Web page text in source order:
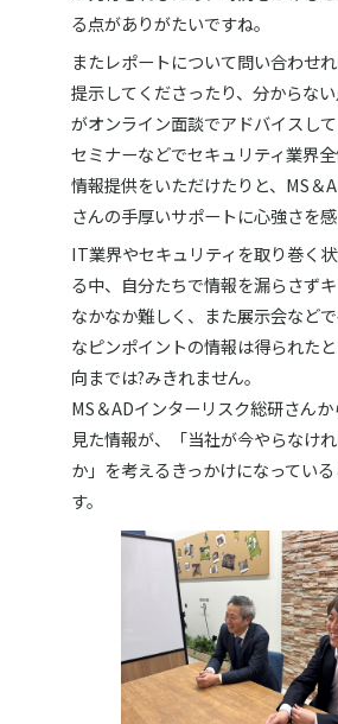
る点がありがたいですね。
またレポートについて問い合わせ
提示してくださったり、分からな
がオンライン面談でアドバイスし
セミナーなどでセキュリティ業界
情報提供をいただけたりと、MS＆
さんの手厚いサポートに心強さを感
IT業界やセキュリティを取り巻く
る中、自分たちで情報を漏らさず
なかなか難しく、また展示会など
なピンポイントの情報は得られた
向までは?みきれません。
MS＆ADインターリスク総研さん
見た情報が、「当社が今やらなけ
か」を考えるきっかけになってい
す。